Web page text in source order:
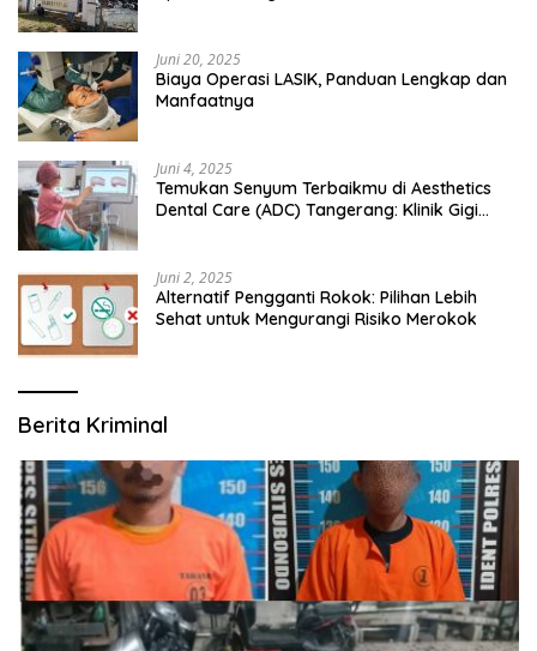
Juni 20, 2025
Biaya Operasi LASIK, Panduan Lengkap dan
Manfaatnya
Juni 4, 2025
Temukan Senyum Terbaikmu di Aesthetics
Dental Care (ADC) Tangerang: Klinik Gigi
Juni 2, 2025
Alternatif Pengganti Rokok: Pilihan Lebih
Sehat untuk Mengurangi Risiko Merokok
Berita Kriminal